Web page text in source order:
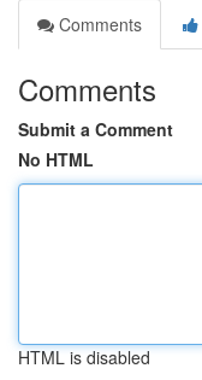
Comments
Comments
Submit a Comment
No HTML
HTML is disabled